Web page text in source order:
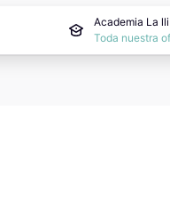
Academia La
Toda nuestra